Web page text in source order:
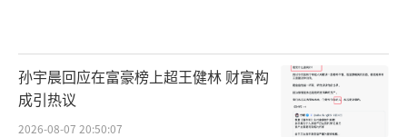
孙宇晨回应在富豪榜上超王健林 财富构
成引热议
2026-08-07 20:50:07